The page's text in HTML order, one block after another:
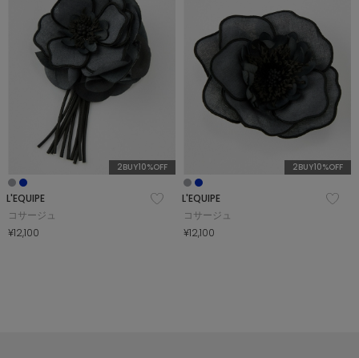
COORDINATE
NEWS
JOURNAL
よくある質問
お問い合わせ
2BUY10%OFF
L'EQUIPE
コサージュ
¥12,100
2BUY10%OFF
L'EQUIPE
コサージュ
¥12,100